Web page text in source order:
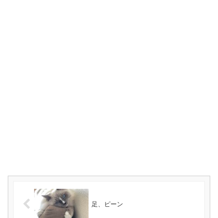
足、ピーン